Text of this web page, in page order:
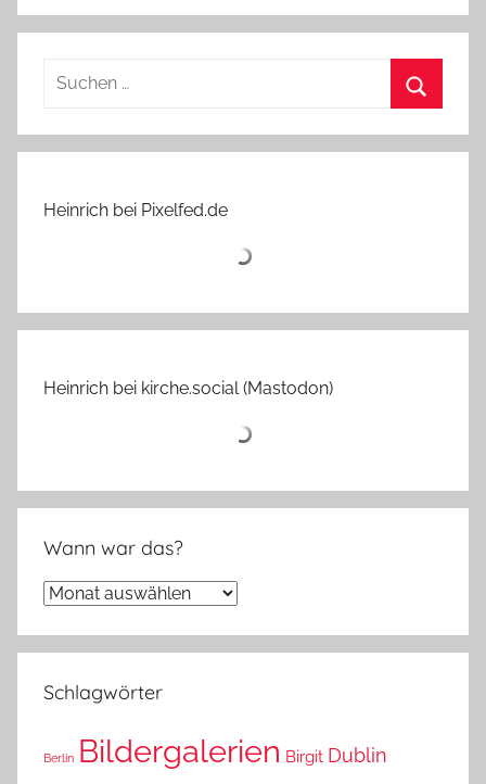
Suchen
Heinrich bei Pixelfed.de
Heinrich bei kirche.social (Mastodon)
Wann war das?
Wann
das?
Schlagwörter
Berlin Bildergalerien Birgit Dublin